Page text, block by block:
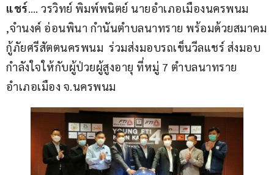
แชร์…. วรวิทย์ พิมพ์พนิตย์ นายอำเภอเมืองนครพนม
,จำนงค์ อ่อนพินา กำนันตำบลนาทราย พร้อมด้วยสมาคม
กู้ภัยศรีสัตตนครพนม  ร่วมส่งมอบรถเข็นวีลแชร์ ส่งมอบ
กำลังใจให้กับผู้ป่วยผู้สูงอายุ ที่หมู่ 7 ตำบลนาทราย
อำเภอเมือง จ.นครพนม